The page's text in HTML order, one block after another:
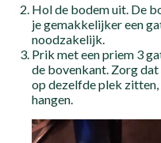
Hol de bodem uit. De
je gemakkelijker een
noodzakelijk.
Prik met een priem 3
de bovenkant. Zorg dat
op dezelfde plek zitten,
hangen.